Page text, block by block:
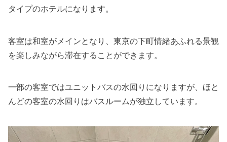
タイプのホテルになります。
客室は和室がメインとなり、東京の下町情緒あふれる景観
を楽しみながら滞在することができます。
一部の客室ではユニットバスの水回りになりますが、ほと
んどの客室の水回りはバスルームが独立しています。